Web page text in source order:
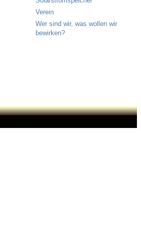
Verein
Wer sind wir, was wollen wir
bewirken?